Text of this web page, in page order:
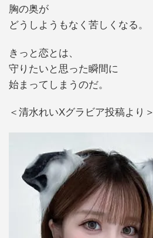
胸の奥が
どうしようもなく苦しくなる。
きっと恋とは、
守りたいと思った瞬間に
始まってしまうのだ。
＜清水れいXグラビア投稿より＞